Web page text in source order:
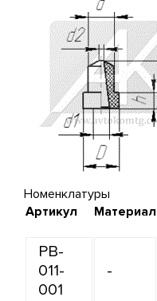
Номенклатуры
Артикул
Материал
PB-
011-
001
-